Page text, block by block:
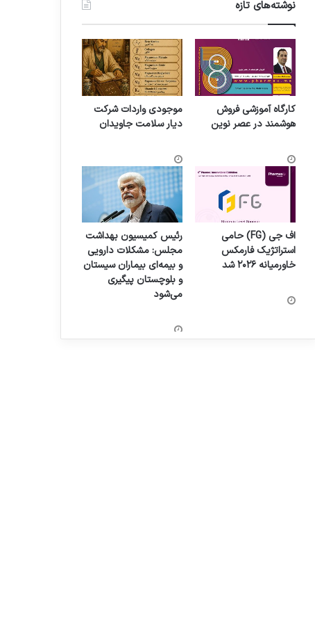
نوشته‌های تازه
کارگاه آموزشی فروش
هوشمند در عصر نوین
موجودی واردات شرکت
دیار سلامت جاویدان
اف جی (FG) حامی
استراتژیک فارمکس
خاورمیانه ۲۰۲۶ شد
رئیس کمیسیون بهداشت
مجلس: مشکلات دارویی
و بیمه‌ای بیماران سیستان
و بلوچستان پیگیری
می‌شود